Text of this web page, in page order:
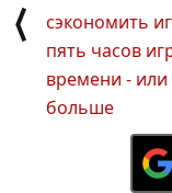
⟨
сэкономить
пять часов
времени -
больше